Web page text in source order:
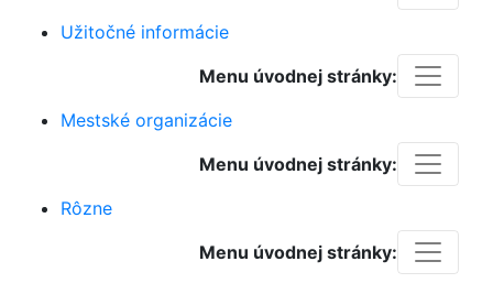
Užitočné informácie
Menu úvodnej stránky:
Mestské organizácie
Menu úvodnej stránky:
Rôzne
Menu úvodnej stránky: